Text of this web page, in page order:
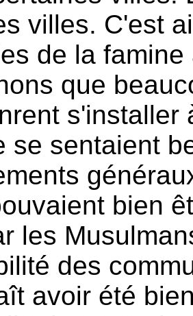
villes. C'est
de la
que
s'installer
se sentaient
bien
les
des
avoir été